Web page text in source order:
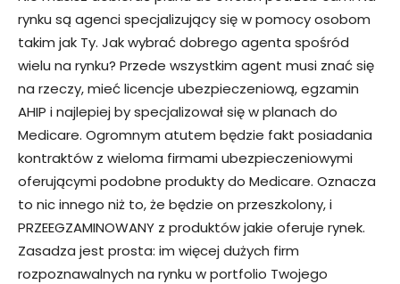
rynku są agenci specjalizujący się w pomocy osobom
takim jak Ty. Jak wybrać dobrego agenta spośród
wielu na rynku? Przede wszystkim agent musi znać się
na rzeczy, mieć licencje ubezpieczeniową, egzamin
AHIP i najlepiej by specjalizował się w planach do
Medicare. Ogromnym atutem będzie fakt posiadania
kontraktów z wieloma firmami ubezpieczeniowymi
oferującymi podobne produkty do Medicare. Oznacza
to nic innego niż to, że będzie on przeszkolony, i
PRZEEGZAMINOWANY z produktów jakie oferuje rynek.
Zasadza jest prosta: im więcej dużych firm
rozpoznawalnych na rynku w portfolio Twojego